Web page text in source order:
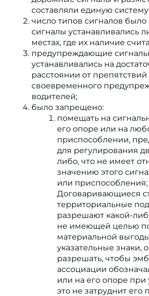
составляли единую
число типов сигналов было
сигналы устанавливались
местах, где их наличие
предупреждающие
устанавливались на
расстоянии от препятствий
своевременного
водителей;
было запрещено:
помещать на
его опоре или на
приспособлении,
для регулирования
либо, что не имеет
значению этого
или приспособления;
Договаривающиеся
территориальные
разрешают какой-
не имеющей целью
материальной
указательные знаки,
разрешать, чтобы
ассоциации
или на его опоре при
это не затруднит его